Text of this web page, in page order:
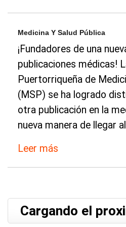
Medicina Y Salud Pública
¡Fundadores de una
publicaciones médicas!
Puertorriqueña de
(MSP) se ha logrado
otra publicación en la
nueva manera de llegar
Leer más
Cargando el